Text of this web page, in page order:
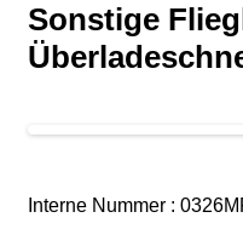
Sonstige
Interne Nummer :